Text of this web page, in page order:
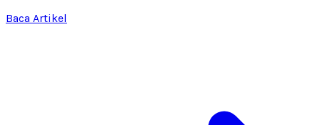
Baca Artikel